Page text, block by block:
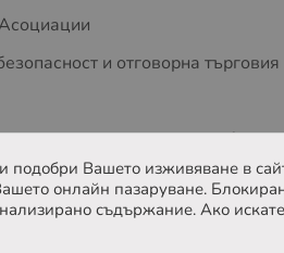
и отговорна търговия
на деца и домашни любимци
подобри Вашето изживяване в
онлайн пазаруване.
съдържание. Ако